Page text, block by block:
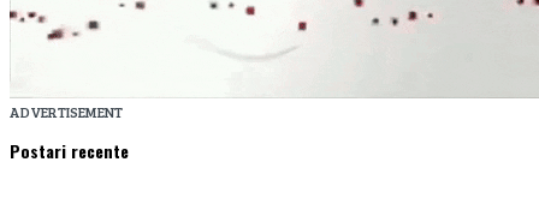
ADVERTISEMENT
Postari recente